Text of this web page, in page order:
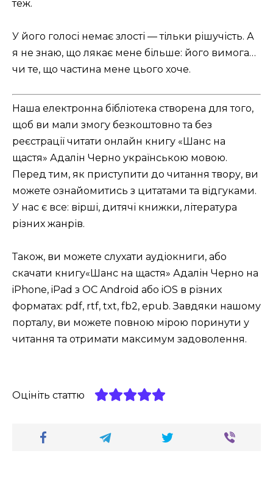
теж.
У його голосі немає злості — тільки рішучість. А
я не знаю, що лякає мене більше: його вимога…
чи те, що частина мене цього хоче.
Наша електронна бібліотека створена для того,
щоб ви мали змогу безкоштовно та без
реєстрації читати онлайн книгу «Шанс на
щастя» Адалін Черно українською мовою.
Перед тим, як приступити до читання твору, ви
можете ознайомитись з цитатами та відгуками.
У нас є все: вірші, дитячі книжки, література
різних жанрів.
Також, ви можете слухати аудіокниги, або
скачати книгу«Шанс на щастя» Адалін Черно на
iPhone, iPad з ОС Android або iOS в різних
форматах: pdf, rtf, txt, fb2, epub. Завдяки нашому
порталу, ви можете повною мірою поринути у
читання та отримати максимум задоволення.
Оцініть статтю